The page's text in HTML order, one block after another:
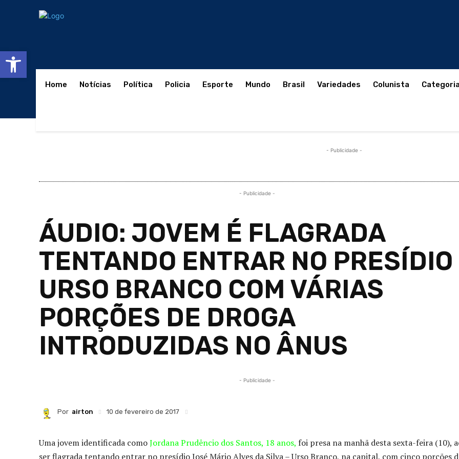
Home Notícias Política Policia Esporte Mundo Brasil Variedades Colunista
- Publicidade -
- Publicidade -
ÁUDIO: JOVEM É FLAGRADA
TENTANDO ENTRAR NO PRESÍDIO
URSO BRANCO COM VÁRIAS
PORÇÕES DE DROGA
INTRODUZIDAS NO ÂNUS
- Publicidade -
Por airton 10 de fevereiro de 2017
Uma jovem identificada comoJordana Prudêncio dos Santos, 18 anos, foi presa na manhã desta sexta-feira (10),
ser flagrada tentando entrar no presídio José Mário Alves da Silva – Urso Branco, na capital, com cinco porções
Abrir a barra de ferramentas